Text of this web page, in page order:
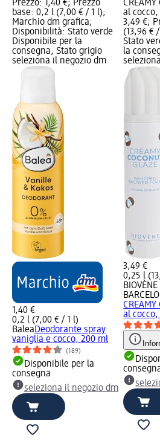
Prezzo: 1,40 €; Prezzo
base: 0,2 l (7,00 € / 1 l);
Marchio dm grafica;
Disponibilità: Stato verde
Disponibile per la
consegna, Stato grigio
seleziona il negozio dm
1,40 €
0,2 l (7,00 € / 1 l)
BaleaDeodorante spray
vaniglia e cocco, 200 ml
(189)
Disponibile per la
consegna
seleziona il negozio dm
CREAMY
al
3,49 €;
(13,96 €
Stato
la
3,49 €
0,25 l
BIOVÈNE
CREAMY
al